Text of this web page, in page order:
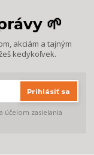
🌱
akciám a tajným
kedykoľvek.
Prihlásiť sa
účelom zasielania